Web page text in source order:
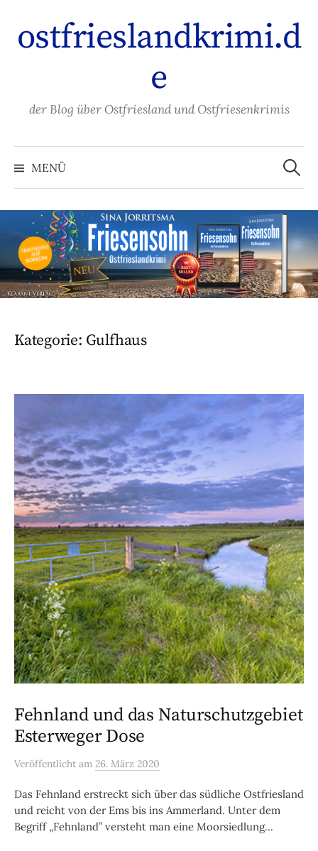
Inhalt
überspringen
ostfrieslandkrimi.d
e
der Blog über Ostfriesland und Ostfriesenkrimis
MENÜ
Suchen
nach:
Kategorie: Gulfhaus
Fehnland und das Naturschutzgebiet
Esterweger Dose
Veröffentlicht am 26. März 2020
Das Fehnland erstreckt sich über das südliche Ostfriesland
und reicht von der Ems bis ins Ammerland. Unter dem
Begriff „Fehnland” versteht man eine Moorsiedlung...